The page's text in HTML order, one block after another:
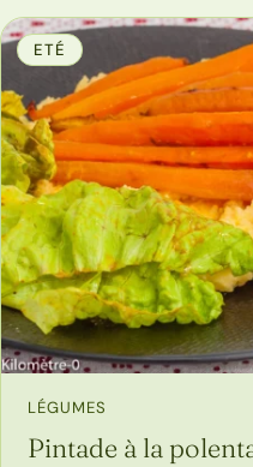
ETÉ
LÉGUMES
Pintade à la